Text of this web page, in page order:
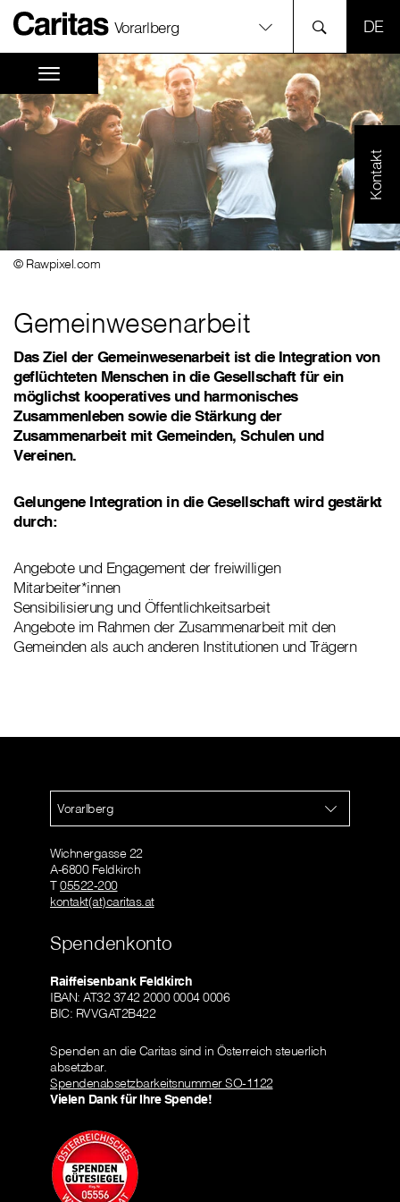
Vorarlberg
Kontakt
© Rawpixel.com
Gemeinwesenarbeit
Das Ziel der Gemeinwesenarbeit ist die Integration von
geflüchteten Menschen in die Gesellschaft für ein
möglichst kooperatives und harmonisches
Zusammenleben sowie die Stärkung der
Zusammenarbeit mit Gemeinden, Schulen und
Vereinen.
Gelungene Integration in die Gesellschaft wird gestärkt
durch:
Angebote und Engagement der freiwilligen
Mitarbeiter*innen
Sensibilisierung und Öffentlichkeitsarbeit
Angebote im Rahmen der Zusammenarbeit mit den
Gemeinden als auch anderen Institutionen und Trägern
Vorarlberg
Wichnergasse 22
A-6800 Feldkirch
T05522-200
kontakt(at)caritas.at
Spendenkonto
Raiffeisenbank Feldkirch
IBAN: AT32 3742 2000 0004 0006
BIC: RVVGAT2B422
Spenden an die Caritas sind in Österreich steuerlich
absetzbar.
Spendenabsetzbarkeitsnummer SO-1122
Vielen Dank für Ihre Spende!